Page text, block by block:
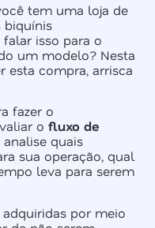
tem uma loja de
biquínis
isso para o
um modelo? Nesta
esta compra, arrisca
fazer o
o fluxo de
analise quais
sua operação, qual
leva para serem
por meio